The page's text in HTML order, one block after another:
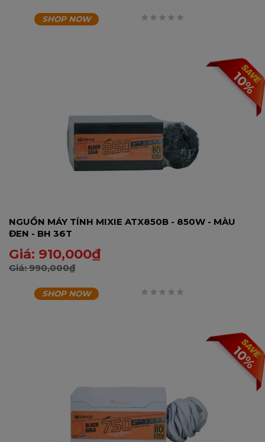
SHOP NOW
10%
NGUỒN MÁY TÍNH MIXIE ATX850B - 850W - MÀU
ĐEN - BH 36T
Giá: 910,000₫
Giá:990,000₫
SHOP NOW
10%